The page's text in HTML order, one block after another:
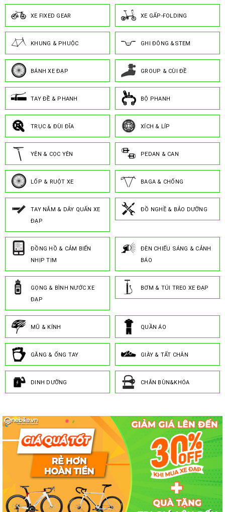
XE FIXED GEAR XE GẤP-FOLDING
KHUNG & PHUỘC GHI ĐÔNG &STEM
BÁNH XE ĐẠP GROUP & CÙI ĐỀ
TAY ĐỀ & PHANH BỘ PHANH
TRỤC & ĐÙI ĐĨA XÍCH & LÍP
YÊN & CỌC YÊN PEDAN & CAN
LỐP & RUỘT XE BAGA & CHỐNG
TAY NẮM & DÂY QUẤN XE
ĐẠP
ĐỒ NGHỀ & BẢO DƯỠNG
ĐỒNG HỒ & CẢM BIẾN
NHỊP TIM
ĐÈN CHIẾU SÁNG & CẢNH
BÁO
GỌNG & BÌNH NƯỚC XE
ĐẠP
BƠM & TÚI TREO XE ĐẠP
MŨ & KÍNH QUẦN ÁO
GĂNG & ỐNG TAY GIÀY & TẤT CHÂN
DINH DƯỠNG CHẮN BÙN&KHÓA